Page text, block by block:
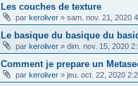
Les couches de texture
par keroliver » sam. nov. 21, 2020
Le basique du basique du
par keroliver » dim. nov. 15, 2020
Comment je prepare un
par keroliver » jeu. oct. 22, 2020